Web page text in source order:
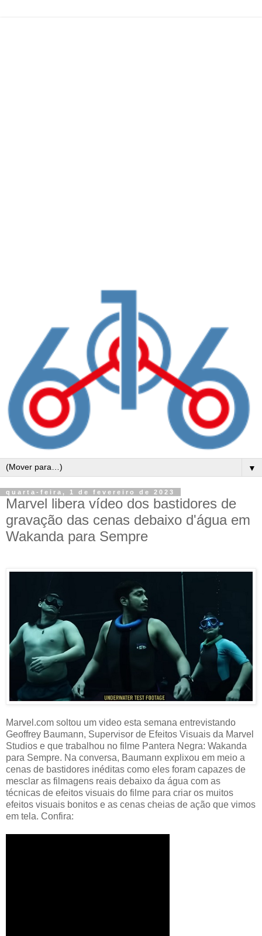
▼
quarta-feira, 1 de fevereiro de 2023
Marvel libera vídeo dos bastidores de
gravação das cenas debaixo d'água em
Wakanda para Sempre
Marvel.com soltou um video esta semana entrevistando
Geoffrey Baumann, Supervisor de Efeitos Visuais da Marvel
Studios e que trabalhou no filme Pantera Negra: Wakanda
para Sempre. Na conversa, Baumann explixou em meio a
cenas de bastidores inéditas como eles foram capazes de
mesclar as filmagens reais debaixo da água com as
técnicas de efeitos visuais do filme para criar os muitos
efeitos visuais bonitos e as cenas cheias de ação que vimos
em tela. Confira: